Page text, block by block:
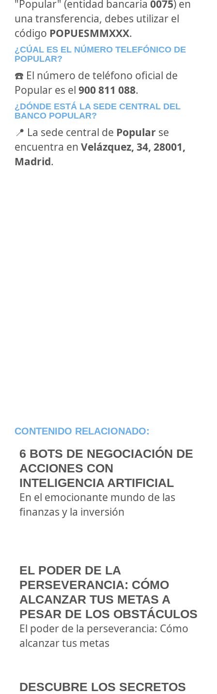
"Popular" (entidad bancaria 0075) en
una transferencia, debes utilizar el
código POPUESMMXXX.
¿CÚAL ES EL NÚMERO TELEFÓNICO DE
POPULAR?
☎️ El número de teléfono oficial de
Popular es el 900 811 088.
¿DÓNDE ESTÁ LA SEDE CENTRAL DEL
BANCO POPULAR?
📍 La sede central de Popular se
encuentra en Velázquez, 34, 28001,
Madrid.
CONTENIDO RELACIONADO:
6 BOTS DE NEGOCIACIÓN DE
ACCIONES CON
INTELIGENCIA ARTIFICIAL
En el emocionante mundo de las
finanzas y la inversión
EL PODER DE LA
PERSEVERANCIA: CÓMO
ALCANZAR TUS METAS A
PESAR DE LOS OBSTÁCULOS
El poder de la perseverancia: Cómo
alcanzar tus metas
DESCUBRE LOS SECRETOS